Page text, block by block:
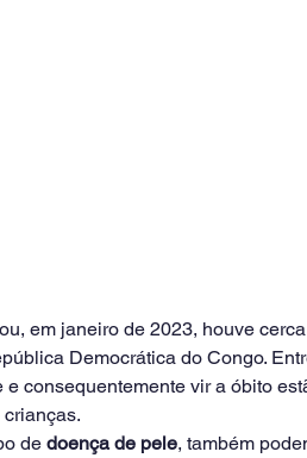
em janeiro de 2023, houve
Democrática do Congo.
consequentemente vir a óbito
de doença de pele, também